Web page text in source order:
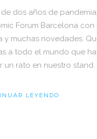
de dos años de
Forum Barcelona con
y muchas novedades.
a todo el mundo que
un rato en nuestro stand.
LEYENDO